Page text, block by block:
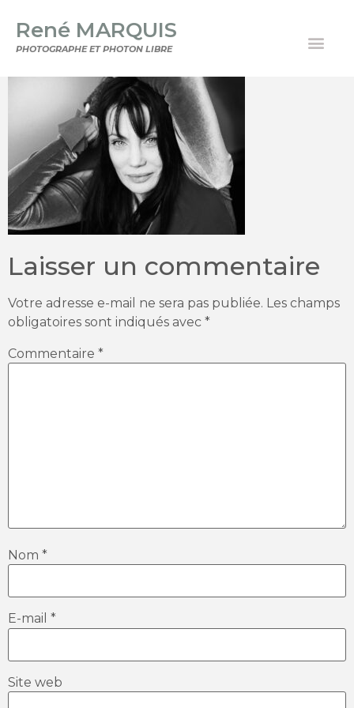
René MARQUIS
PHOTOGRAPHE ET PHOTON LIBRE
Laisser un commentaire
Votre adresse e-mail ne sera pas publiée. Les champs
obligatoires sont indiqués avec *
Commentaire *
Nom *
E-mail *
Site web